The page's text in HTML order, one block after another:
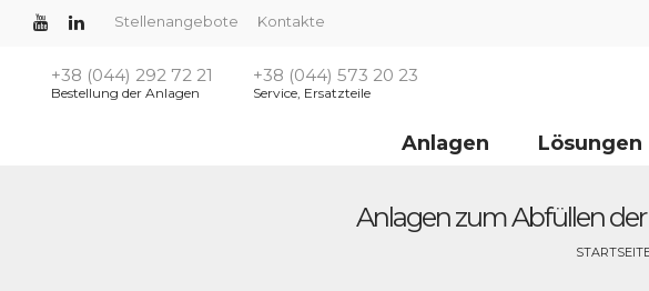
Stellenangebote Kontakte
+38 (044) 292 72 21
Bestellung der Anlagen
+38 (044) 573 20 23
Service, Ersatzteile
Anlagen Lösungen
Anlagen zum Abfüllen